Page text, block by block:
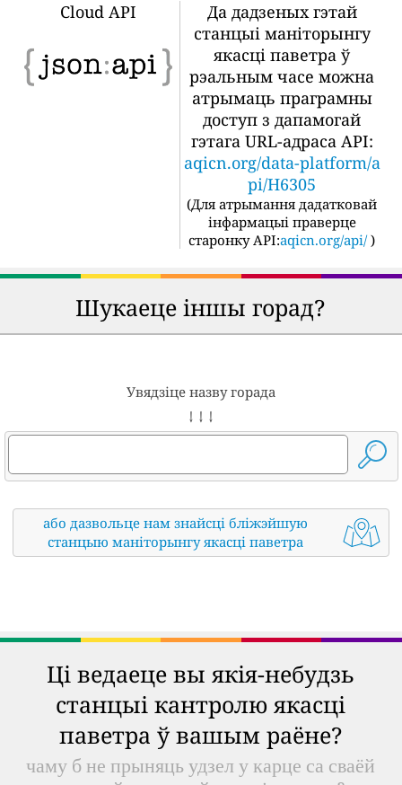
Cloud API
Да дадзеных гэтай
станцыі маніторынгу
якасці паветра ў
рэальным часе можна
атрымаць праграмны
доступ з дапамогай
гэтага URL-адраса API:
aqicn.org/data-platform/a
pi/H6305
(Для атрымання дадатковай
інфармацыі праверце
старонку API:aqicn.org/api/ )
Шукаеце іншы горад?
Увядзіце назву горада
↓ ↓ ↓
або дазвольце нам знайсці бліжэйшую
станцыю маніторынгу якасці паветра
Ці ведаеце вы якія-небудзь
станцыі кантролю якасці
паветра ў вашым раёне?
чаму б не прыняць удзел у карце са сваёй